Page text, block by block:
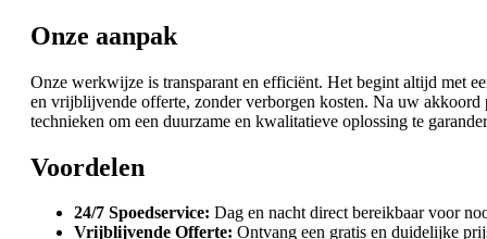
Onze aanpak
Onze werkwijze is transparant en efficiënt. Het begint altijd met
en vrijblijvende offerte, zonder verborgen kosten. Na uw
technieken om een duurzame en kwalitatieve oplossing te
Voordelen
24/7 Spoedservice: Dag en nacht direct bereikbaar voor
Vrijblijvende Offerte: Ontvang een gratis en duidelijke